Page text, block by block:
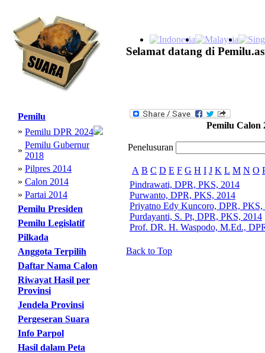
Selamat datang di
Pemilu
» Pemilu DPR 2024
»
Pemilu Gubernur
2018
» Pilpres 2014
» Calon 2014
» Partai 2014
Pemilu Presiden
Pemilu Legislatif
Pilkada
Anggota Terpilih
Daftar Nama Calon
Riwayat Hasil per
Provinsi
Jendela Provinsi
Pergeseran Suara
Info Parpol
Hasil dalam Peta
Pemilu Calon
Penelusuran
A B C D E F G H I J K L M N O
Pindrawati, DPR, PKS, 2014
Purwanto, DPR, PKS, 2014
Priyatno Edy Kuncoro, DPR, PKS,
Purdayanti, S. Pt, DPR, PKS, 2014
Prof. DR. H. Waspodo, M.Ed.,
Back to Top